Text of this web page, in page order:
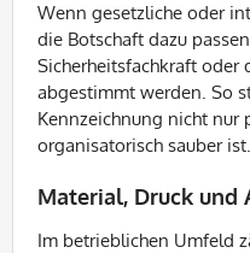
Wenn gesetzliche oder
die Botschaft dazu
Sicherheitsfachkraft oder
abgestimmt werden. So
Kennzeichnung nicht nur
organisatorisch sauber ist.
Material, Druck
Im betrieblichen Umfeld